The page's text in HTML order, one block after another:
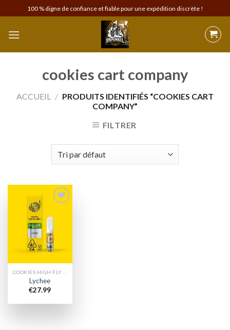
to
content
100 % digne de confiance et fiable pour une expédition discrète !
cookies cart company
ACCUEIL / PRODUITS IDENTIFIÉS “COOKIES CART
COMPANY”
FILTRER
Add to
wishlist
Lychee
€27.99